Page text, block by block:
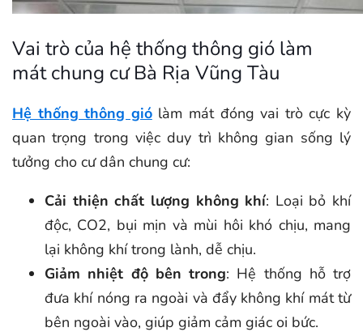
Vai trò của hệ thống thông gió làm
mát chung cư Bà Rịa Vũng Tàu
Hệ thống thông giólàm mát đóng vai trò cực kỳ
quan trọng trong việc duy trì không gian sống lý
tưởng cho cư dân chung cư:
Cải thiện chất lượng không khí: Loại bỏ khí
độc, CO2, bụi mịn và mùi hôi khó chịu, mang
lại không khí trong lành, dễ chịu.
Giảm nhiệt độ bên trong: Hệ thống hỗ trợ
đưa khí nóng ra ngoài và đẩy không khí mát từ
bên ngoài vào, giúp giảm cảm giác oi bức.